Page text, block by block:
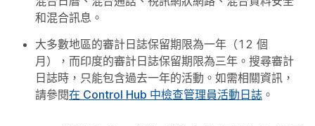
和混合訊息。
大多數地區的審計日誌保留期限為一年（12 個
月），而印度的審計日誌保留期限為三年。搜尋審計
日誌時，只能包含過去一年的活動。如需相關資訊，
請參閱在 Control Hub 中檢查管理員活動日誌 。